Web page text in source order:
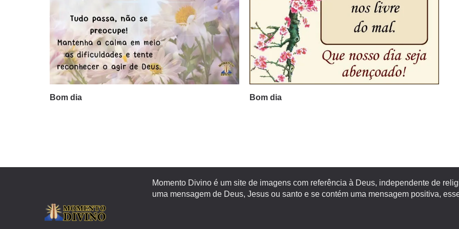
Bom dia Bom dia
Momento Divino é um site de imagens com referência à Deus, independente de
uma mensagem de Deus, Jesus ou santo e se contém uma mensagem positiva,